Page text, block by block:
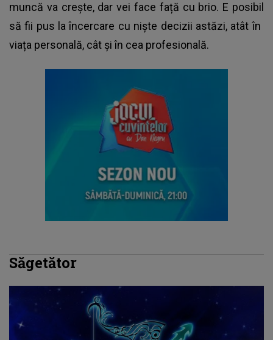
muncă va crește, dar vei face față cu brio. E posibil
să fii pus la încercare cu niște decizii astăzi, atât în ​​
viața personală, cât și în cea profesională.
Săgetător